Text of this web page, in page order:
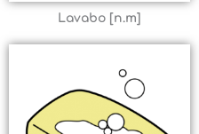
Lavabo [n.m]